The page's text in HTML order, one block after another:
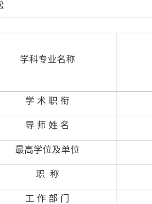
学科专业名称
学 术 职 衔
导 师 姓 名
最高学位及单位
职 称
工 作 部 门